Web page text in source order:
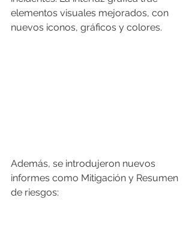
elementos visuales mejorados, con
nuevos iconos, gráficos y colores.
Además, se introdujeron nuevos
informes como Mitigación y Resumen
de riesgos: